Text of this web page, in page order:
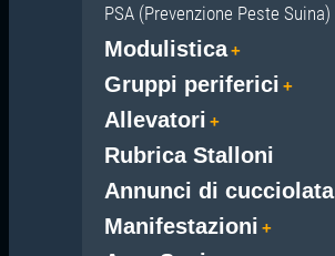
PSA (Prevenzione Peste Suina)
Modulistica
Gruppi periferici
Allevatori
Rubrica Stalloni
Annunci di cucciolata
Manifestazioni